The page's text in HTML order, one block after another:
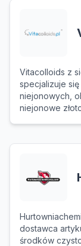
Vitacolloids z
specjalizuje
niejonowych,
niejonowe
dostawca
środków